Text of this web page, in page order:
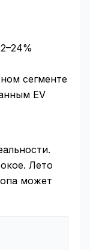
сегменте
EV
Лето
может